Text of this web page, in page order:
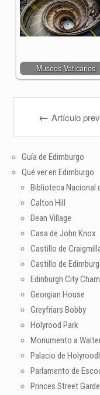
Museos Vaticanos
← Artículo
Guía de Edimburgo
Qué ver en Edimburgo
Biblioteca Nacional
Calton Hill
Dean Village
Casa de John Knox
Castillo de
Castillo de
Edinburgh City
Georgian House
Greyfriars Bobby
Holyrood Park
Monumento a
Palacio de
Parlamento de
Princes Street